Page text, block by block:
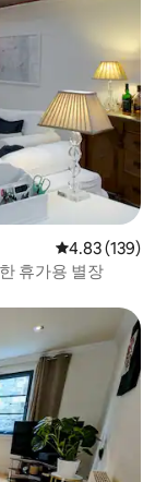
평점 4.83점(5
4.83 (139)
휴가용 별장